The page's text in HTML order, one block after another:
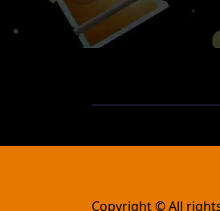
Copyright © All